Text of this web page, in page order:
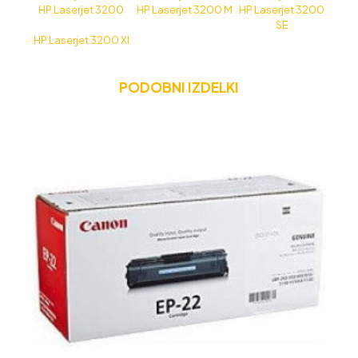
HP Laserjet 3200
HP Laserjet 3200 M HP Laserjet 3200
SE
HP Laserjet 3200 XI
PODOBNI IZDELKI